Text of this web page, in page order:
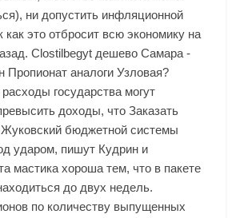
ни допустить инфляционной
как это отбросит всю экономику на
Clostilbegyt дешево Самара -
Пропионат аналоги Узловая?
государства могут
доходы, что Заказать
бюджетной системы
ударом, пишут Кудрин и
мастика хороша тем, что в пакете
до двух недель.
по количеству выпущенных